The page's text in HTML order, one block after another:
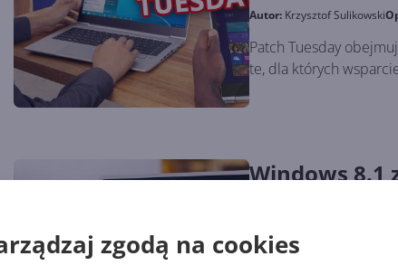
zgodą na cookies
Autor: Krzysztof Sulikowski
Patch Tuesday
te, dla których
Windows 8.1
Autor:
Windows 8.1 nie